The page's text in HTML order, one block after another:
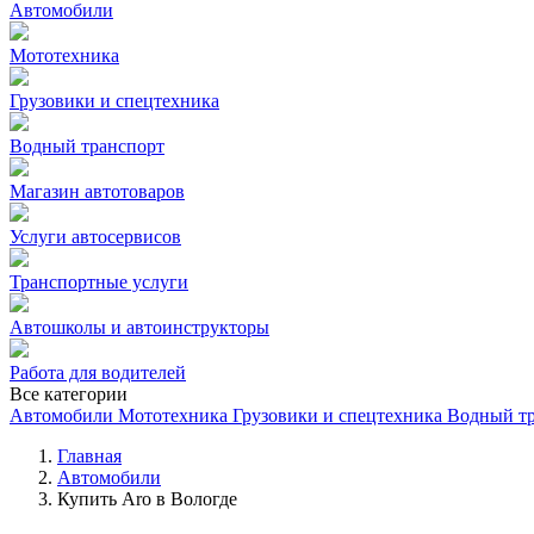
Автомобили
Мототехника
Грузовики и спецтехника
Водный транспорт
Магазин автотоваров
Услуги автосервисов
Транспортные услуги
Автошколы и автоинструкторы
Работа для водителей
Все категории
Автомобили Мототехника Грузовики и спецтехника Водный
Главная
Автомобили
Купить Aro в Вологде